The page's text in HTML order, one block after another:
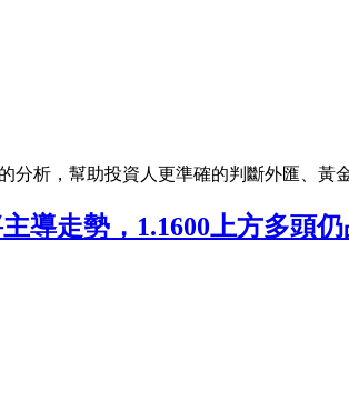
析，幫助投資人更準確的判斷外匯、黃
導走勢，1.1600上方多頭